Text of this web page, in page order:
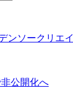
ンソークリエ
公開化へ